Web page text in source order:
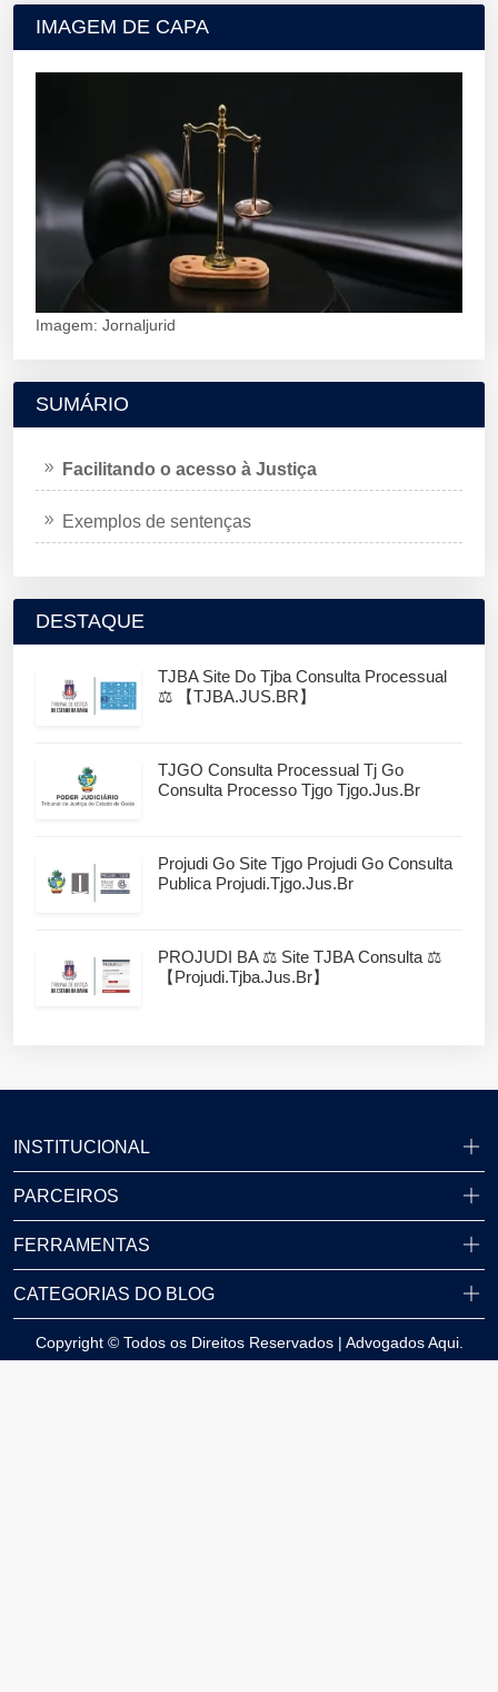
IMAGEM DE CAPA
Imagem: Jornaljurid
SUMÁRIO
Facilitando o acesso à Justiça
Exemplos de sentenças
DESTAQUE
TJBA Site Do Tjba Consulta Processual
⚖️ 【TJBA.JUS.BR】
TJGO Consulta Processual Tj Go
Consulta Processo Tjgo Tjgo.jus.br
Projudi Go Site Tjgo Projudi Go Consulta
Publica Projudi.tjgo.jus.br
PROJUDI BA ⚖️ Site TJBA Consulta ⚖️
【projudi.tjba.jus.br】
INSTITUCIONAL
PARCEIROS
FERRAMENTAS
CATEGORIAS DO BLOG
Copyright © Todos os Direitos Reservados | Advogados Aqui.